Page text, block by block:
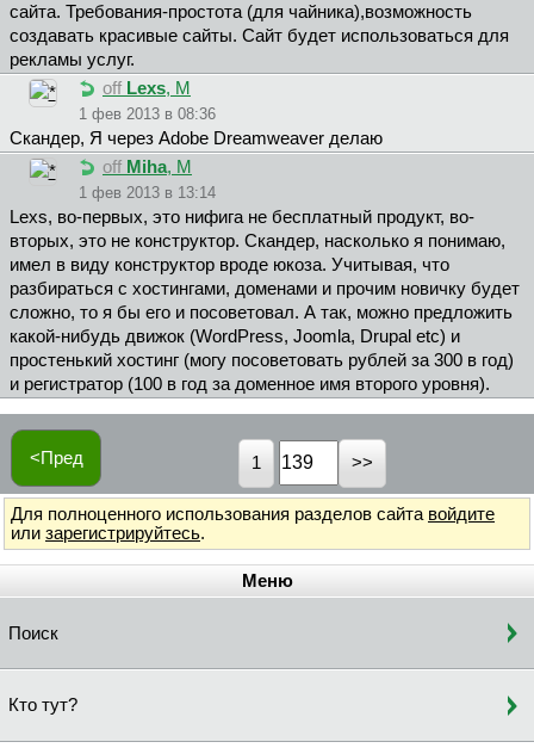
сайта. Требования-простота (для чайника),возможность
создавать красивые сайты. Сайт будет использоваться для
рекламы услуг.
off Lexs, М
1 фев 2013 в 08:36
Скандер, Я через Adobe Dreamweaver делаю
off Miha, М
1 фев 2013 в 13:14
Lexs, во-первых, это нифига не бесплатный продукт, во-
вторых, это не конструктор. Скандер, насколько я понимаю,
имел в виду конструктор вроде юкоза. Учитывая, что
разбираться с хостингами, доменами и прочим новичку будет
сложно, то я бы его и посоветовал. А так, можно предложить
какой-нибудь движок (WordPress, Joomla, Drupal etc) и
простенький хостинг (могу посоветовать рублей за 300 в год)
и регистратор (100 в год за доменное имя второго уровня).
<Пред 1
Для полноценного использования разделов сайта войдите
или зарегистрируйтесь.
Меню
Поиск
Кто тут?